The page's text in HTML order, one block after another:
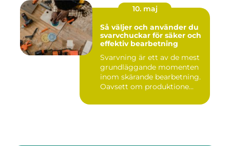
10. maj
Så väljer och använder du
svarvchuckar för säker och
effektiv bearbetning
Svarvning är ett av de mest
grundläggande momenten
inom skärande bearbetning.
Oavsett om produktione...